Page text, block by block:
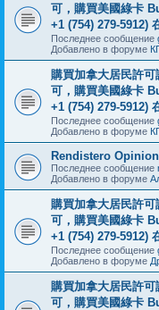
可，購買美國綠卡
+1 (754) 279-5912)
Последнее сообщение
Добавлено в форуме
購買加拿大居民許
可，購買美國綠卡
+1 (754) 279-5912)
Последнее сообщение
Добавлено в форуме
Rendistero
Последнее сообщение
Добавлено в форуме
購買加拿大居民許
可，購買美國綠卡
+1 (754) 279-5912)
Последнее сообщение
Добавлено в форуме
購買加拿大居民許
可，購買美國綠卡